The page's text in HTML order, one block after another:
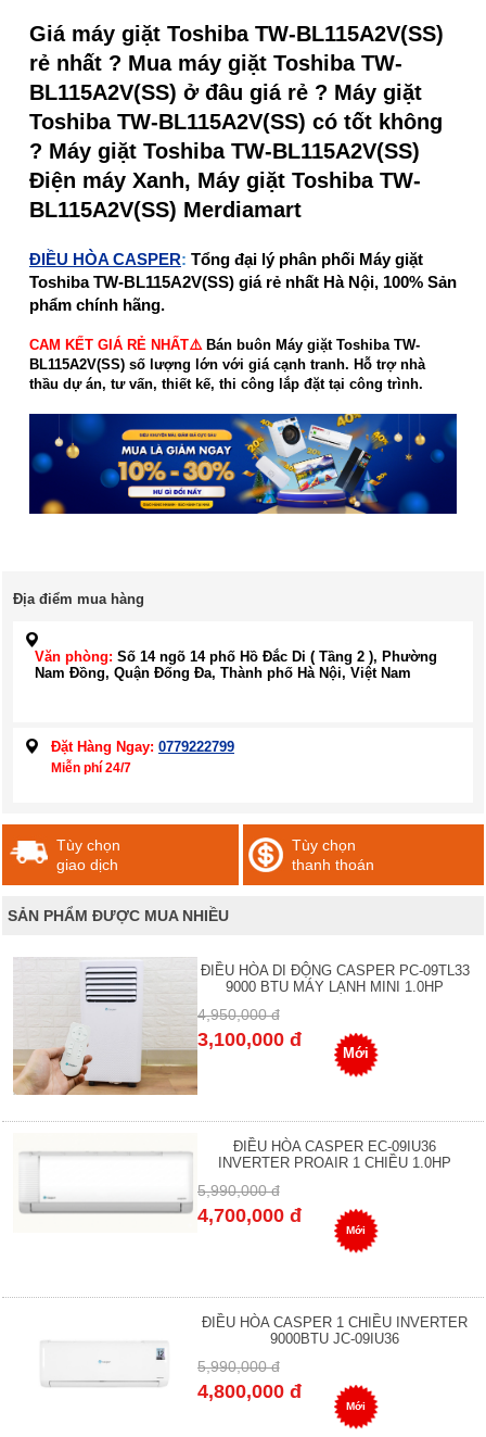
Giá máy giặt Toshiba TW-BL115A2V(SS)
rẻ nhất ? Mua máy giặt Toshiba TW-
BL115A2V(SS) ở đâu giá rẻ ? Máy giặt
Toshiba TW-BL115A2V(SS) có tốt không
? Máy giặt Toshiba TW-BL115A2V(SS)
Điện máy Xanh, Máy giặt Toshiba TW-
BL115A2V(SS) Merdiamart
ĐIỀU HÒA CASPER: Tổng đại lý phân phối Máy giặt
Toshiba TW-BL115A2V(SS) giá rẻ nhất Hà Nội, 100% Sản
phẩm chính hãng.
CAM KẾT GIÁ RẺ NHẤT⚠️ Bán buôn Máy giặt Toshiba TW-
BL115A2V(SS) số lượng lớn với giá cạnh tranh. Hỗ trợ nhà
thầu dự án, tư vấn, thiết kế, thi công lắp đặt tại công trình.
Địa điểm mua hàng
Văn phòng: Số 14 ngõ 14 phố Hồ Đắc Di ( Tầng 2 ), Phường
Nam Đồng, Quận Đống Đa, Thành phố Hà Nội, Việt Nam
Đặt Hàng Ngay: 0779222799
Miễn phí 24/7
Tùy chọn
giao dịch
Tùy chọn
thanh thoán
SẢN PHẨM ĐƯỢC MUA NHIỀU
ĐIỀU HÒA DI ĐỘNG CASPER PC-09TL33
9000 BTU MÁY LẠNH MINI 1.0HP
4,950,000 đ
3,100,000 đ
Mới
ĐIỀU HÒA CASPER EC-09IU36
INVERTER PROAIR 1 CHIỀU 1.0HP
5,990,000 đ
4,700,000 đ
Mới
ĐIỀU HÒA CASPER 1 CHIỀU INVERTER
9000BTU JC-09IU36
5,990,000 đ
4,800,000 đ
Mới